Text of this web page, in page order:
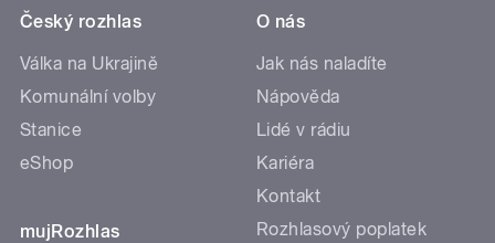
Český rozhlas
Válka na Ukrajině
Komunální volby
Stanice
eShop
mujRozhlas
O nás
Jak nás naladíte
Nápověda
Lidé v rádiu
Kariéra
Kontakt
Rozhlasový poplatek